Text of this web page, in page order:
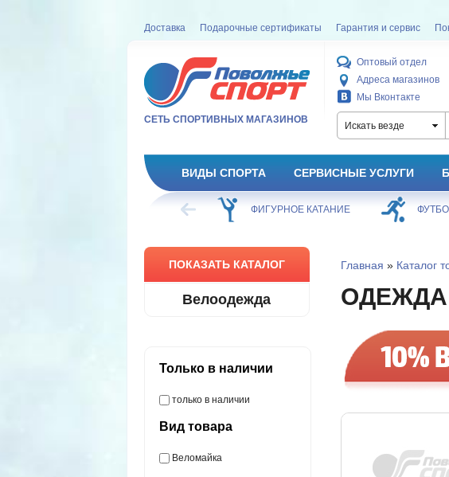
Доставка Подарочные сертификаты Гарантия и сервис
СЕТЬ СПОРТИВНЫХ МАГАЗИНОВ
Оптовый отдел
Адреса магазинов
Мы Вконтакте
Искать везде
ВИДЫ СПОРТА СЕРВИСНЫЕ УСЛУГИ
ХОККЕЙ ФИГУРНОЕ КАТАНИЕ
ПОКАЗАТЬ КАТАЛОГ
Велоодежда
Только в наличии
только в наличии
Вид товара
Веломайка
Главная » Каталог